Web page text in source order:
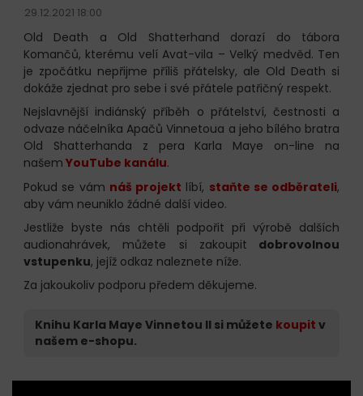
29.12.2021 18:00
Old Death a Old Shatterhand dorazí do tábora
Komančů, kterému velí Avat-vila – Velký medvěd. Ten
je zpočátku nepřijme příliš přátelsky, ale Old Death si
dokáže zjednat pro sebe i své přátele patřičný respekt.
Nejslavnější indiánský příběh o přátelství, čestnosti a
odvaze náčelníka Apačů Vinnetoua a jeho bílého bratra
Old Shatterhanda z pera Karla Maye on-line na
našem YouTube kanálu.
Pokud se vám náš projekt líbí, staňte se odběrateli,
aby vám neuniklo žádné další video.
Jestliže byste nás chtěli podpořit při výrobě dalších
audionahrávek, můžete si zakoupit dobrovolnou
vstupenku, jejíž odkaz naleznete níže.
Za jakoukoliv podporu předem děkujeme.
Knihu Karla Maye Vinnetou II si můžete koupit v
našem e-shopu.